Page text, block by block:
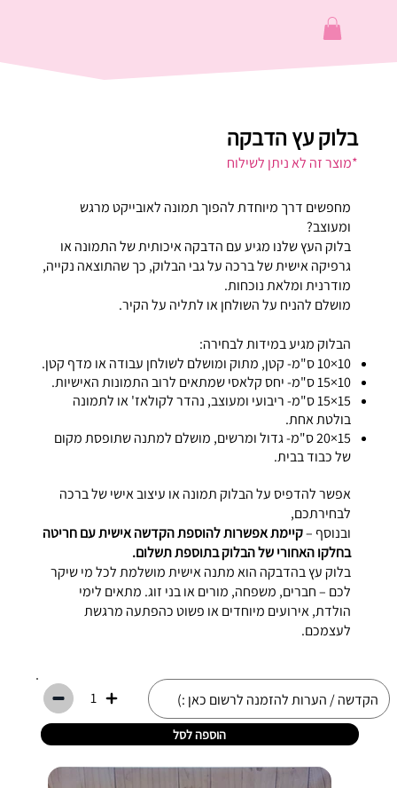
בלוק עץ הדבקה
*מוצר זה לא ניתן לשילוח
מחפשים דרך מיוחדת להפוך תמונה לאובייקט מרגש
ומעוצב?
בלוק העץ שלנו מגיע עם הדבקה איכותית של התמונה או
גרפיקה אישית של ברכה על גבי הבלוק, כך שהתוצאה נקייה,
מודרנית ומלאת נוכחות.
מושלם להניח על השולחן או לתליה על הקיר.
הבלוק מגיע במידות לבחירה:
10×10 ס"מ- קטן, מתוק ומושלם לשולחן עבודה או מדף קטן.
10×15 ס"מ- יחס קלאסי שמתאים לרוב התמונות האישיות.
15×15 ס"מ- ריבועי ומעוצב, נהדר לקולאז' או לתמונה
בולטת אחת.
15×20 ס"מ- גדול ומרשים, מושלם למתנה שתופסת מקום
של כבוד בבית.
אפשר להדפיס על הבלוק תמונה או עיצוב אישי של ברכה
לבחירתכם,
ובנוסף –קיימת אפשרות להוספת הקדשה אישית עם חריטה
בחלקו האחורי של הבלוק בתוספת תשלום.
בלוק עץ בהדבקה הוא מתנה אישית מושלמת לכל מי שיקר
לכם – חברים, משפחה, מורים או בני זוג. מתאים לימי
הולדת, אירועים מיוחדים או פשוט כהפתעה מרגשת
לעצמכם.
1
הוספה לסל